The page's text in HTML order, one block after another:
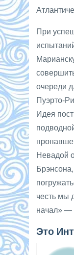
При
очереди
Пуэрто-
Идея
Невадой
честь мы
начал» —
Это